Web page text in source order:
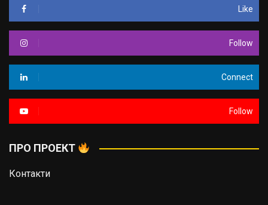
Like
Follow
Connect
Follow
ПРО ПРОЕКТ
Контакти